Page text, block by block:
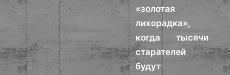
«золотая
лихорадка»,
когда тысячи
старателей
будут